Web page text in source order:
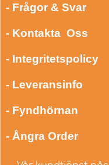
- Frågor & Svar
- Kontakta Oss
- Integritetspolicy
- Leveransinfo
- Fyndhörnan
- Ångra Order